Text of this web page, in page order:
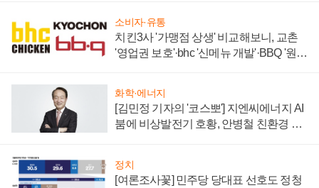
소비자·유통
치킨3사 '가맹점 상생' 비교해보니, 교촌
'영업권 보호'·bhc '신메뉴 개발'·BBQ '원가
화학·에너지
[김민정 기자의 '코스뽀'] 지엔씨에너지 AI
붐에 비상발전기 호황, 안병철 친환경 에
정치
[여론조사꽃] 민주당 당대표 선호도 정청